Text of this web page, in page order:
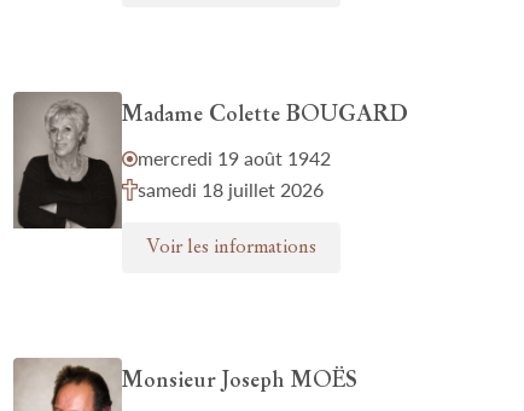
Madame Colette BOUGARD
mercredi 19 août 1942
samedi 18 juillet 2026
Voir les informations
Monsieur Joseph MOËS